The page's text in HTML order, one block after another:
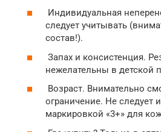
Индивидуальная
следует учитывать
состав!).
Запах и консистенция.
нежелательны в детской
Возраст. Внимательно
ограничение. Не следует
маркировкой «3+» для